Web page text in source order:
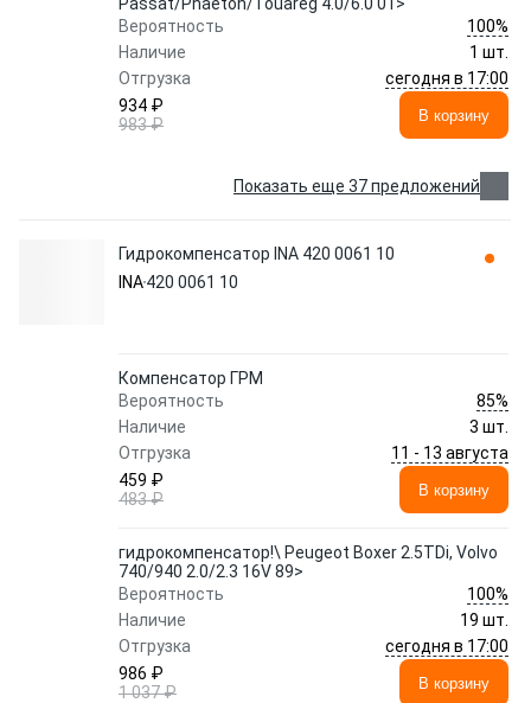
Вероятность
100%
Наличие
1 шт.
Отгрузка
сегодня в 17:00
934 ₽
983 ₽
В корзину
Показать еще 37 предложений
Гидрокомпенсатор INA 420 0061 10
INA420 0061 10
Компенсатор ГРМ
Вероятность
85%
Наличие
3 шт.
Отгрузка
11 - 13 августа
459 ₽
483 ₽
В корзину
гидрокомпенсатор!\ Peugeot Boxer 2.5TDi, Volvo
740/940 2.0/2.3 16V 89>
Вероятность
100%
Наличие
19 шт.
Отгрузка
сегодня в 17:00
986 ₽
1 037 ₽
В корзину